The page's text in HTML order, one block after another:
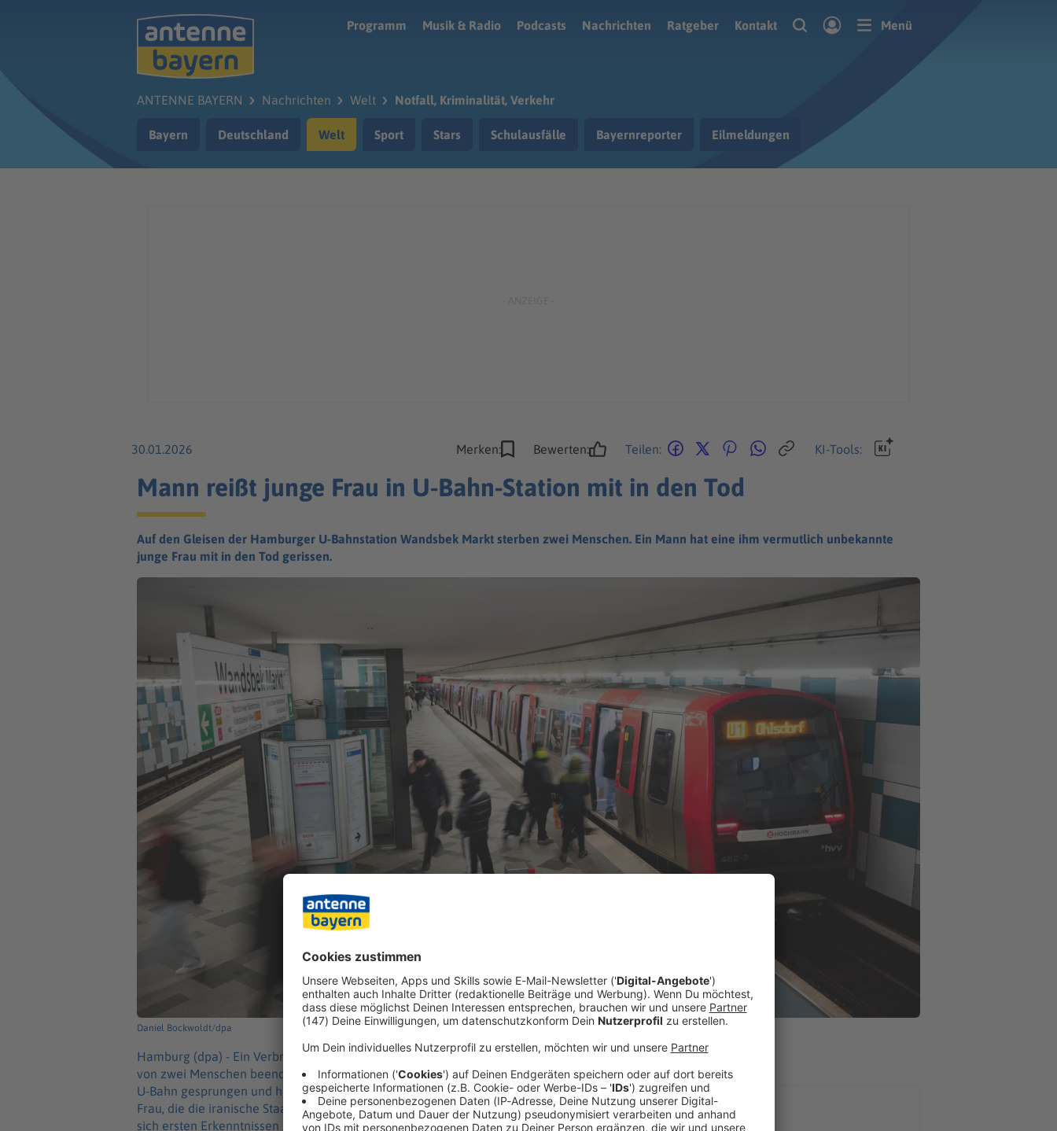
Programm
Musik & Radio Podcasts Nachrichten Ratgeber Kontakt Menü
ANTENNE BAYERN Nachrichten Welt Notfall, Kriminalität, Verkehr
Bayern Deutschland Welt Sport Stars Schulausfälle Bayernreporter Eilmeldungen
30.01.2026 Merken: Bewerten: Teilen: KI-Tools:
Mann reißt junge Frau in U-Bahn-Station mit in den Tod
Auf den Gleisen der Hamburger U-Bahnstation Wandsbek Markt sterben zwei Menschen. Ein Mann hat eine ihm vermutlich unbekannte
junge Frau mit in den Tod gerissen.
Daniel Bockwoldt/dpa
Hamburg (dpa) - Ein Verbrechen in einer Hamburger U-Bahnstation hat abrupt das Leben
von zwei Menschen beendet: Ein 25 Jahre alter Mann ist in Wandsbek vor eine einfahrende
U-Bahn gesprungen und hat eine junge Frau mit sich in den Tod gerissen. Die 18 Jahre alte
Frau, die die iranische Staatsbürgerschaft hat, und der Mann aus dem Südsudan kannten
sich ersten Erkenntnissen zufolge nicht, wie die Polizei mitteilte.